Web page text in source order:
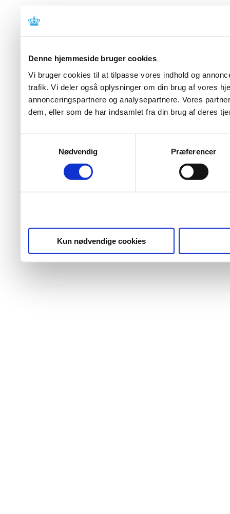
Denne hjemmeside bruger cookies
Vi bruger cookies til at tilpasse vores indhold og
trafik. Vi deler også oplysninger om din brug af vores
annonceringspartnere og analysepartnere. Vores
dem, eller som de har indsamlet fra din brug af deres
Nødvendig
Præferencer
Kun nødvendige cookies